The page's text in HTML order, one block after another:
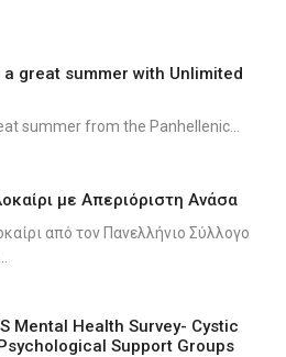
a great summer with Unlimited
summer from the Panhellenic...
με Απεριόριστη Ανάσα
από τον Πανελλήνιο Σύλλογο
Mental Health Survey- Cystic
Support Groups